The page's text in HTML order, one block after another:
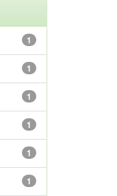
1
1
1
1
1
1